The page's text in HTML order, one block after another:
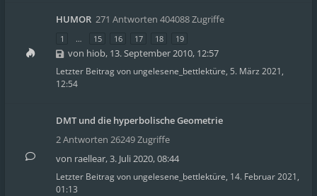
HUMOR 271 Antworten 404088 Zugriffe
1 … 15 16 17 18 19
von hiob, 13. September 2010, 12:57
Letzter Beitrag von ungelesene_bettlektüre, 5. März 2021,
12:54
DMT und die hyperbolische Geometrie
2 Antworten 26249 Zugriffe
von raellear,3. Juli 2020, 08:44
Letzter Beitrag von ungelesene_bettlektüre, 14. Februar 2021,
01:13